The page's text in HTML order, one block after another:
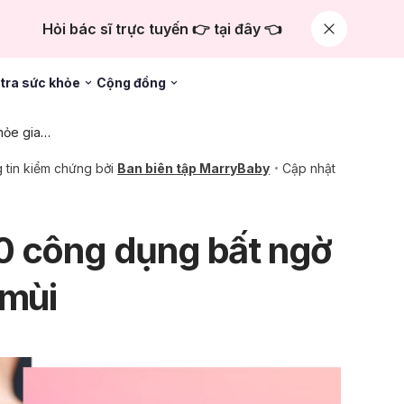
Hỏi bác sĩ trực tuyến 👉 tại đây 👈
sức khỏe Cộng đồng
Chăm sóc sức khỏe gia đình
tin kiểm chứng bởi Ban biên tập MarryBaby Cập nhật
công dụng bất ngờ